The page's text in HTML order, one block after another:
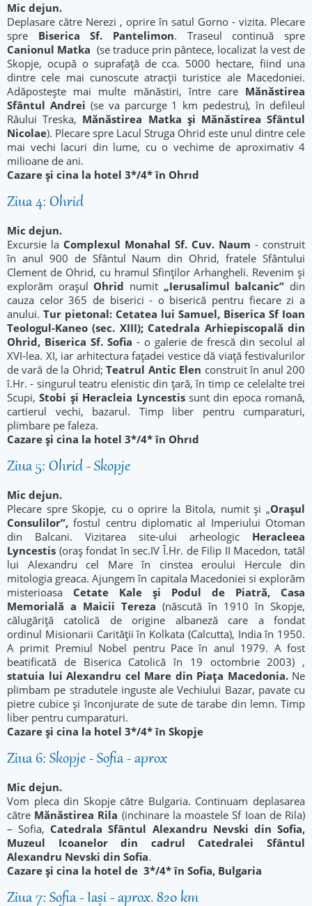
Mic dejun.
Deplasare către Nerezi , oprire în satul Gorno - vizita. Plecare
spre Biserica Sf. Pantelimon. Traseul continuă spre
Canionul Matka (se traduce prin pântece, localizat la vest de
Skopje, ocupă o suprafață de cca. 5000 hectare, fiind una
dintre cele mai cunoscute atracții turistice ale Macedoniei.
Adăpostește mai multe mănăstiri, între care Mănăstirea
Sfântul Andrei (se va parcurge 1 km pedestru), în defileul
Râului Treska, Mănăstirea Matka și Mănăstirea Sfântul
Nicolae). Plecare spre Lacul Struga Ohrid este unul dintre cele
mai vechi lacuri din lume, cu o vechime de aproximativ 4
milioane de ani.
Cazare și cina la hotel 3*/4* în Ohrıd
Ziua 4: Ohrid
Mic dejun.
Excursie la Complexul Monahal Sf. Cuv. Naum - construit
în anul 900 de Sfântul Naum din Ohrid, fratele Sfântului
Clement de Ohrid, cu hramul Sfinților Arhangheli. Revenim și
explorăm orașul Ohrid numit „Ierusalimul balcanic” din
cauza celor 365 de biserici - o biserică pentru fiecare zi a
anului. Tur pietonal: Cetatea lui Samuel, Biserica Sf Ioan
Teologul-Kaneo (sec. XIII); Catedrala Arhiepiscopală din
Ohrid, Biserica Sf. Sofia - o galerie de frescă din secolul al
XVI-lea. XI, iar arhitectura fațadei vestice dă viață festivalurilor
de vară de la Ohrid;Teatrul Antic Elen construit în anul 200
î.Hr. - singurul teatru elenistic din țară, în timp ce celelalte trei
Scupi,Stobi și Heracleia Lyncestis sunt din epoca romană,
cartierul vechi, bazarul. Timp liber pentru cumparaturi,
plimbare pe faleza.
Cazare și cina la hotel 3*/4* în Ohrıd
Ziua 5: Ohrid - Skopje
Mic dejun.
Plecare spre Skopje, cu o oprire la Bitola, numit și „Orașul
Consulilor”, fostul centru diplomatic al Imperiului Otoman
din Balcani. Vizitarea site-ului arheologic Heracleea
Lyncestis (oraş fondat în sec.IV Î.Hr. de Filip II Macedon, tatăl
lui Alexandru cel Mare în cinstea eroului Hercule din
mitologia greaca. Ajungem în capitala Macedoniei si explorăm
misterioasa
Cetate Kale și Podul de Piatră, Casa
Memorială a Maicii Tereza (născută în 1910 în Skopje,
călugăriță catolică de origine albaneză care a fondat
ordinul Misionarii Carității în Kolkata (Calcutta), India în 1950.
A primit Premiul Nobel pentru Pace în anul 1979. A fost
beatificată de Biserica Catolică în 19 octombrie 2003) ,
statuia lui Alexandru cel Mare din Piața Macedonia. Ne
plimbam pe stradutele inguste ale Vechiului Bazar, pavate cu
pietre cubice și înconjurate de sute de tarabe din lemn. Timp
liber pentru cumparaturi.
Cazare și cina la hotel 3*/4* în Skopje
Ziua 6: Skopje - Sofia - aprox
Mic dejun.
Vom pleca din Skopje către Bulgaria. Continuam deplasarea
către Mănăstirea Rila (inchinare la moastele Sf Ioan de Rila)
– Sofia, Catedrala Sfântul Alexandru Nevski din Sofia,
Muzeul Icoanelor din cadrul Catedralei Sfântul
Alexandru Nevski din Sofia.
Cazare și cina la hotel de 3*/4* în Sofia, Bulgaria
Ziua 7: Sofia - Iași - aprox. 820 km